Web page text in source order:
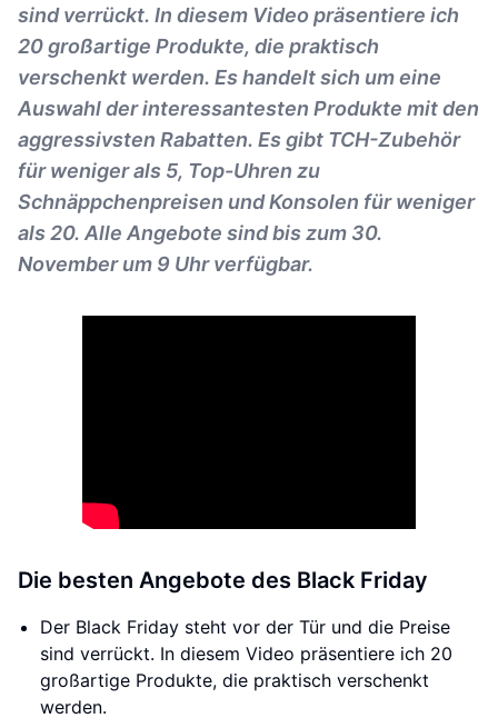
sind verrückt. In diesem Video präsentiere ich
20 großartige Produkte, die praktisch
verschenkt werden. Es handelt sich um eine
Auswahl der interessantesten Produkte mit den
aggressivsten Rabatten. Es gibt TCH-Zubehör
für weniger als 5, Top-Uhren zu
Schnäppchenpreisen und Konsolen für weniger
als 20. Alle Angebote sind bis zum 30.
November um 9 Uhr verfügbar.
Die besten Angebote des Black Friday
Der Black Friday steht vor der Tür und die Preise
sind verrückt. In diesem Video präsentiere ich 20
großartige Produkte, die praktisch verschenkt
werden.